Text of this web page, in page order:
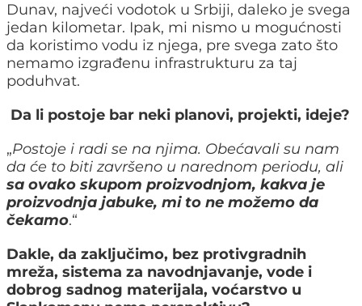
Dunav, najveći vodotok u Srbiji, daleko je svega
jedan kilometar. Ipak, mi nismo u mogućnosti
da koristimo vodu iz njega, pre svega zato što
nemamo izgrađenu infrastrukturu za taj
poduhvat.
Da li postoje bar neki planovi, projekti, ideje?
„Postoje i radi se na njima. Obećavali su nam
da će to biti završeno u narednom periodu, ali
sa ovako skupom proizvodnjom, kakva je
proizvodnja jabuke, mi to ne možemo da
čekamo.“
Dakle, da zaključimo, bez protivgradnih
mreža, sistema za navodnjavanje, vode i
dobrog sadnog materijala, voćarstvo u